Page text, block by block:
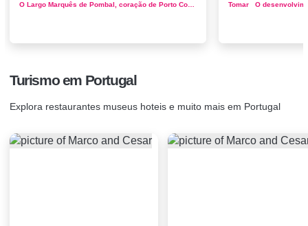
Turismo em Portugal
Explora restaurantes museus hoteis e muito mais em Portugal